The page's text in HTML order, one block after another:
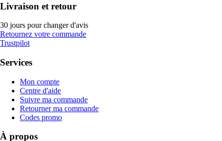
Livraison et retour
30 jours pour changer d'avis
Retournez votre commande
Trustpilot
Services
Mon compte
Centre d'aide
Suivre ma commande
Retourner ma commande
Codes promo
À propos